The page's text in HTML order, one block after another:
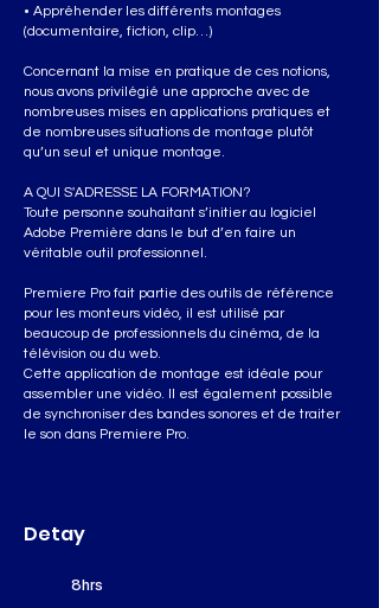
• Appréhender les différents montages
(documentaire, fiction, clip…)
Concernant la mise en pratique de ces notions,
nous avons privilégié une approche avec de
nombreuses mises en applications pratiques et
de nombreuses situations de montage plutôt
qu’un seul et unique montage.
A QUI S'ADRESSE LA FORMATION?
Toute personne souhaitant s’initier au logiciel
Adobe Première dans le but d’en faire un
véritable outil professionnel.
Premiere Pro fait partie des outils de référence
pour les monteurs vidéo, il est utilisé par
beaucoup de professionnels du cinéma, de la
télévision ou du web.
Cette application de montage est idéale pour
assembler une vidéo. Il est également possible
de synchroniser des bandes sonores et de traiter
le son dans Premiere Pro.
Detay
8hrs